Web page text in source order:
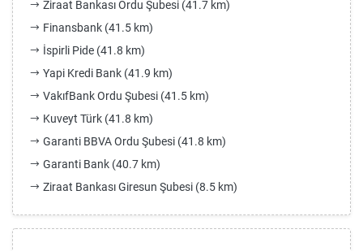
Ziraat Bankası Ordu Şubesi (41.7 km)
Finansbank (41.5 km)
İspirli Pide (41.8 km)
Yapi Kredi Bank (41.9 km)
VakıfBank Ordu Şubesi (41.5 km)
Kuveyt Türk (41.8 km)
Garanti BBVA Ordu Şubesi (41.8 km)
Garanti Bank (40.7 km)
Ziraat Bankası Giresun Şubesi (8.5 km)